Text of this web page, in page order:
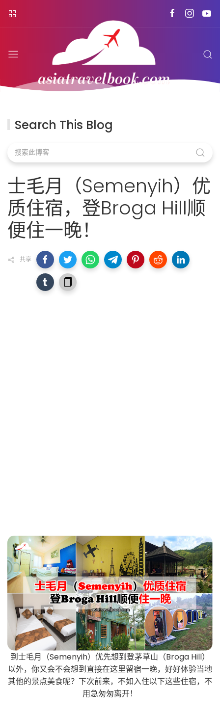
Search This Blog
士毛月（Semenyih）优
质住宿，登Broga Hill顺
便住一晚！
共享
到士毛月（Semenyih）优先想到登茅草山（Broga Hill）
以外，你又会不会想到直接在这里留宿一晚，好好体验当地
其他的景点美食呢？下次前来，不如入住以下这些住宿，不
用急匆匆离开！